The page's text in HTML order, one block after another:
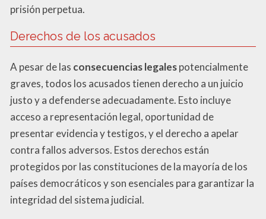
prisión perpetua.
Derechos de los acusados
A pesar de las consecuencias legalespotencialmente
graves, todos los acusados tienen derecho a un juicio
justo y a defenderse adecuadamente. Esto incluye
acceso a representación legal, oportunidad de
presentar evidencia y testigos, y el derecho a apelar
contra fallos adversos. Estos derechos están
protegidos por las constituciones de la mayoría de los
países democráticos y son esenciales para garantizar la
integridad del sistema judicial.